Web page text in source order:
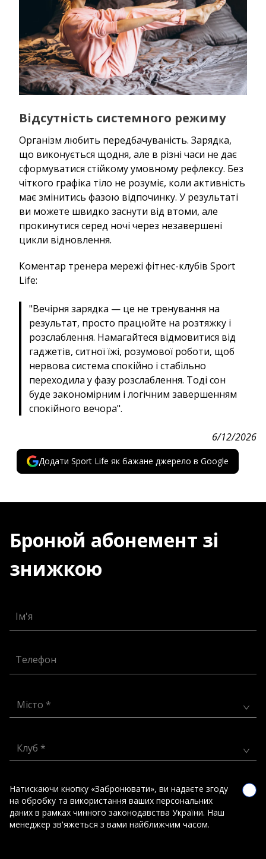
Відсутність системного режиму
Організм любить передбачуваність. Зарядка,
що виконується щодня, але в різні часи не дає
сформуватися стійкому умовному рефлексу. Без
чіткого графіка тіло не розуміє, коли активність
має змінитись фазою відпочинку. У результаті
ви можете швидко заснути від втоми, але
прокинутися серед ночі через незавершені
цикли відновлення.
Коментар тренера мережі фітнес-клубів Sport
Life:
"Вечірня зарядка — це не тренування на
результат, просто працюйте на розтяжку і
розслаблення. Намагайтеся відмовитися від
гаджетів, ситної їжі, розумової роботи, щоб
нервова система спокійно і стабільно
переходила у фазу розслаблення. Тоді сон
буде закономірним і логічним завершенням
спокійного вечора".
6/12/2026
Додати Sport Life як бажане джерело в Google
Бронюй абонемент зі
знижкою
Ім'я
Телефон
Місто *
Клуб *
Натискаючи кнопку «Забронювати», ви надаєте згоду
на обробку та використання ваших персональних
даних в рамках чинного законодавства України. Наш
менеджер зв'яжеться з вами найближчим часом.